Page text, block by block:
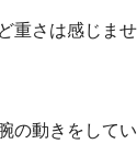
重さは感じま
の動きをして